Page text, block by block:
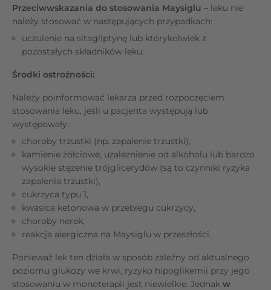
Przeciwwskazania do stosowania Maysiglu – leku nie
należy stosować w następujących przypadkach:
uczulenie na sitagliptynę lub którykolwiek z
pozostałych składników leku.
Środki ostrożności:
Należy poinformować lekarza przed rozpoczęciem
stosowania leku, jeśli u pacjenta występują lub
występowały:
choroby trzustki (np. zapalenie trzustki),
kamienie żółciowe, uzależnienie od alkoholu lub bardzo
wysokie stężenie trójglicerydów (są to czynniki ryzyka
zapalenia trzustki),
cukrzyca typu 1,
kwasica ketonowa w przebiegu cukrzycy,
choroby nerek,
reakcja alergiczna na Maysiglu w przeszłości.
Ponieważ lek ten działa w sposób zależny od aktualnego
poziomu glukozy we krwi, ryzyko hipoglikemii przy jego
stosowaniu w monoterapii jest niewielkie. Jednak w